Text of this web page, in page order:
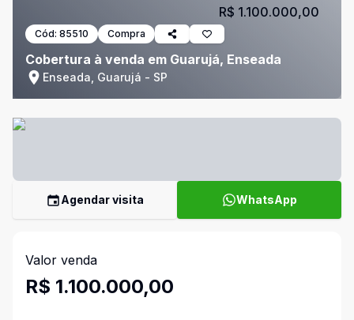
Cód: 85510 Compra
Cobertura à venda em Guarujá, Enseada
Enseada, Guarujá - SP
R$ 1.100.000,00
Agendar visita WhatsApp
Valor venda
R$ 1.100.000,00